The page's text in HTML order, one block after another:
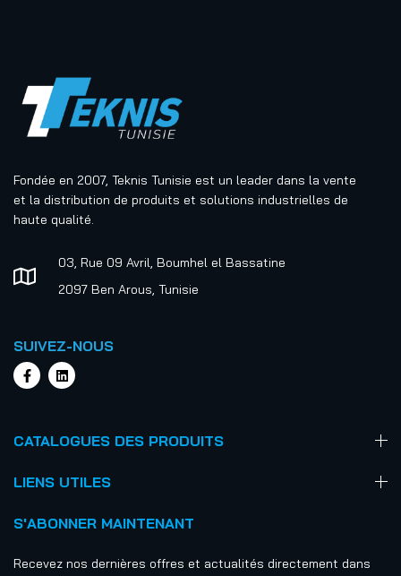
Fondée en 2007, Teknis Tunisie est un leader dans la vente
et la distribution de produits et solutions industrielles de
haute qualité.
03, Rue 09 Avril, Boumhel el Bassatine
2097 Ben Arous, Tunisie
SUIVEZ-NOUS
CATALOGUES DES PRODUITS
LIENS UTILES
S'ABONNER MAINTENANT
Recevez nos dernières offres et actualités directement dans